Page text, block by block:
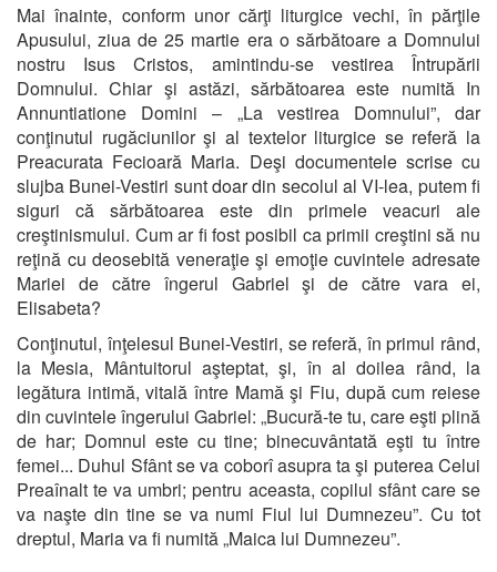
Mai înainte, conform unor cărţi liturgice vechi, în părţile
Apusului, ziua de 25 martie era o sărbătoare a Domnului
nostru Isus Cristos, amintindu-se vestirea Întrupării
Domnului. Chiar şi astăzi, sărbătoarea este numită In
Annuntiatione Domini – „La vestirea Domnului”, dar
conţinutul rugăciunilor şi al textelor liturgice se referă la
Preacurata Fecioară Maria. Deşi documentele scrise cu
slujba Bunei-Vestiri sunt doar din secolul al VI-lea, putem fi
siguri că sărbătoarea este din primele veacuri ale
creştinismului. Cum ar fi fost posibil ca primii creştini să nu
reţină cu deosebită veneraţie şi emoţie cuvintele adresate
Mariei de către îngerul Gabriel şi de către vara ei,
Elisabeta?
Conţinutul, înţelesul Bunei-Vestiri, se referă, în primul rând,
la Mesia, Mântuitorul aşteptat, şi, în al doilea rând, la
legătura intimă, vitală între Mamă şi Fiu, după cum reiese
din cuvintele îngerului Gabriel: „Bucură-te tu, care eşti plină
de har; Domnul este cu tine; binecuvântată eşti tu între
femei... Duhul Sfânt se va coborî asupra ta şi puterea Celui
Preaînalt te va umbri; pentru aceasta, copilul sfânt care se
va naşte din tine se va numi Fiul lui Dumnezeu”. Cu tot
dreptul, Maria va fi numită „Maica lui Dumnezeu”.